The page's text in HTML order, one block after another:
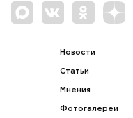
Новости
Статьи
Мнения
Фотогалереи